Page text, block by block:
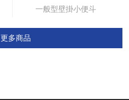
一般型壁掛小便斗
更多商品